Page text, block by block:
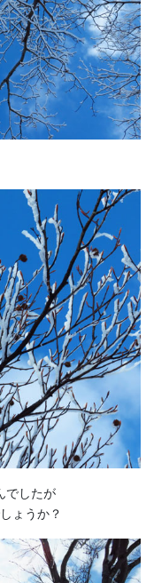
でしたが
ょうか？